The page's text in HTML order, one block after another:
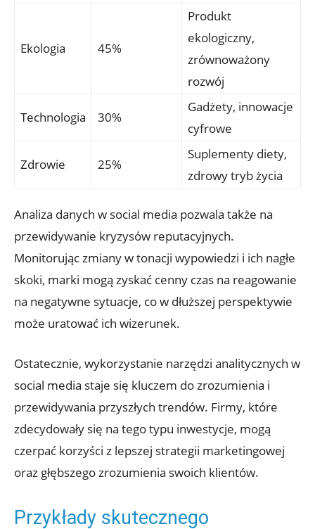
Ekologia 45%
Produkt
ekologiczny,
zrównoważony
rozwój
Technologia 30%
Gadżety, innowacje
cyfrowe
Zdrowie 25%
Suplementy diety,
zdrowy tryb życia
Analiza danych w social media pozwala także na
przewidywanie kryzysów reputacyjnych.
Monitorując zmiany w tonacji wypowiedzi i ich nagłe
skoki, marki mogą zyskać cenny czas na reagowanie
na negatywne sytuacje, co w dłuższej perspektywie
może uratować ich wizerunek.
Ostatecznie, wykorzystanie narzędzi analitycznych w
social media staje się kluczem do zrozumienia i
przewidywania przyszłych trendów. Firmy, które
zdecydowały się na tego typu inwestycje, mogą
czerpać korzyści z lepszej strategii marketingowej
oraz głębszego zrozumienia swoich klientów.
Przykłady skutecznego